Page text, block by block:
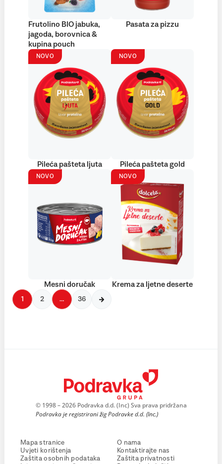
Frutolino BIO jabuka,
jagoda, borovnica &
kupina pouch
Pasata za pizzu
NOVO
Pileća pašteta ljuta
NOVO
Pileća pašteta gold
NOVO
Mesni doručak
NOVO
Krema za ljetne deserte
1 2 … 36
© 1998 – 2026 Podravka d.d. (Inc) Sva prava pridržana
Podravka je registrirani žig Podravke d.d. (Inc.)
Mapa stranice
Uvjeti korištenja
Zaštita osobnih podataka
O nama
Kontaktirajte nas
Zaštita privatnosti